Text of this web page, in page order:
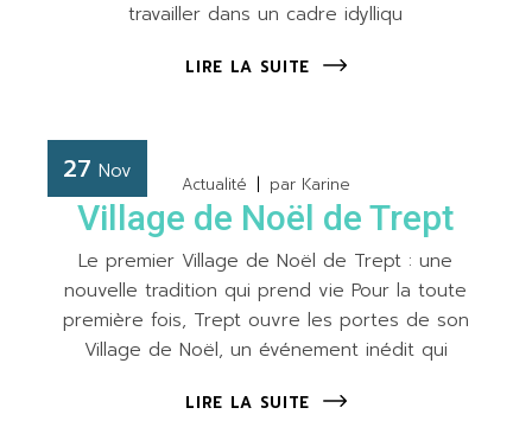
travailler dans un cadre idylliqu
LIRE LA SUITE
27 Nov
Actualité par Karine
Village de Noël de Trept
Le premier Village de Noël de Trept : une
nouvelle tradition qui prend vie Pour la toute
première fois, Trept ouvre les portes de son
Village de Noël, un événement inédit qui
LIRE LA SUITE